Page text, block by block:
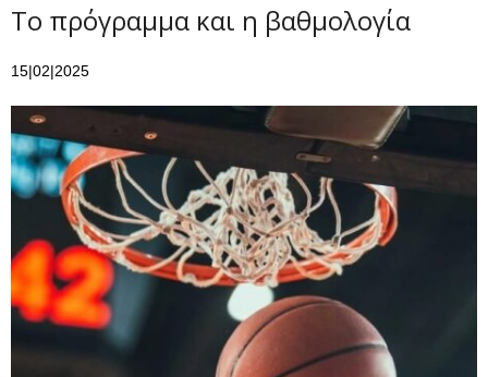
Το πρόγραμμα και η βαθμολογία
15|02|2025